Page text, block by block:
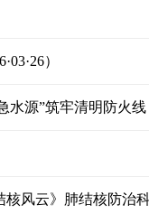
）
水源”筑牢清明防火线
风云》肺结核防治